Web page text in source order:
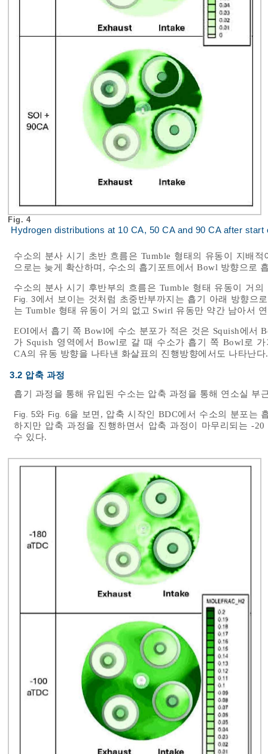
Fig. 4
Hydrogen distributions at 10 CA, 50 CA and 90 CA after start
수소의 분사 시기 초반 흐름은 Tumble 형태의 유동이 지배
으로는 늦게 확산하며, 수소의 흡기포트에서 Bowl 방향으로
수소의 분사 시기 후반부의 흐름은 Tumble 형태 유동이 거
Fig. 3에서 보이는 것처럼 초중반부까지는 흡기 아래 방향으
는 Tumble 형태 유동이 거의 없고 Swirl 유동만 약간 남아서
EOI에서 흡기 쪽 Bowl에 수소 분포가 적은 것은 Squish에서
가 Squish 영역에서 Bowl로 갈 때 수소가 흡기 쪽 Bowl로
CA의 유동 방향을 나타낸 화살표의 진행방향에서도 나타난다.
3.2 압축 과정
흡기 과정을 통해 유입된 수소는 압축 과정을 통해 연소실 부
Fig. 5와 Fig. 6을 보면, 압축 시작인 BDC에서 수소의 분포는
하지만 압축 과정을 진행하면서 압축 과정이 마무리되는 -
수 있다.